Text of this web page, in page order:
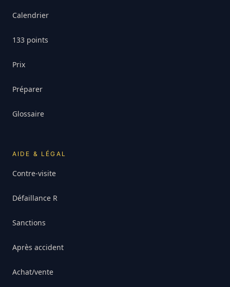
Calendrier
133 points
Prix
Préparer
Glossaire
AIDE & LÉGAL
Contre-visite
Défaillance R
Sanctions
Après accident
Achat/vente